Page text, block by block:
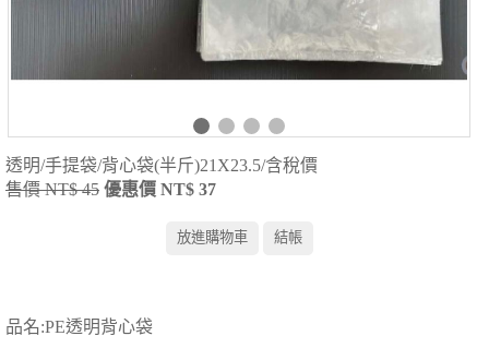
透明/手提袋/背心袋(半斤)21X23.5/含稅價
售價 NT$ 45 優惠價 NT$ 37
品名:PE透明背心袋